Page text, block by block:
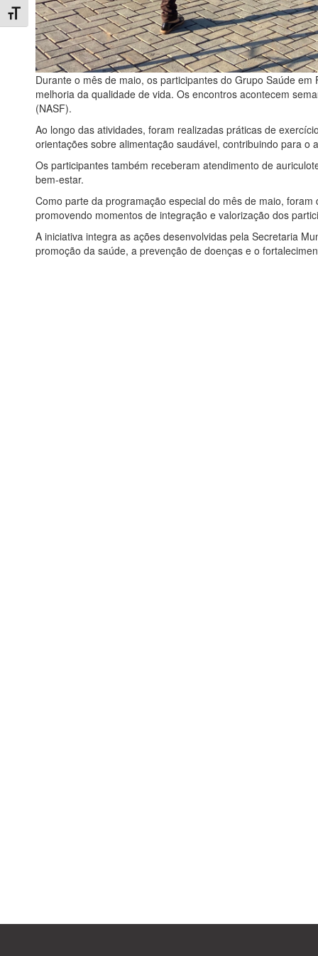
Toggle Font size
Durante o mês de maio, os participantes do Grupo Saúde
melhoria da qualidade de vida. Os encontros acontecem
(NASF).
Ao longo das atividades, foram realizadas práticas de
orientações sobre alimentação saudável, contribuindo para
Os participantes também receberam atendimento de
bem-estar.
Como parte da programação especial do mês de maio,
promovendo momentos de integração e valorização dos
A iniciativa integra as ações desenvolvidas pela Secretaria
promoção da saúde, a prevenção de doenças e o